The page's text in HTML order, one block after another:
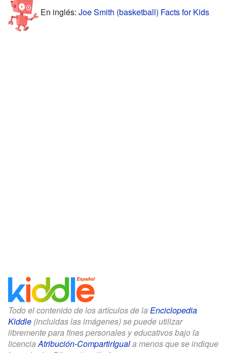
En inglés: Joe Smith (basketball) Facts for Kids
Todo el contenido de los artículos de la Enciclopedia
Kiddle (incluidas las imágenes) se puede utilizar
libremente para fines personales y educativos bajo la
licenciaAtribución-CompartirIguala menos que se indique